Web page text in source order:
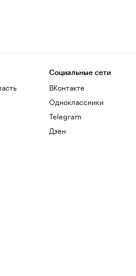
Социальные сети
ВКонтакте
Одноклассники
Telegram
Дзен